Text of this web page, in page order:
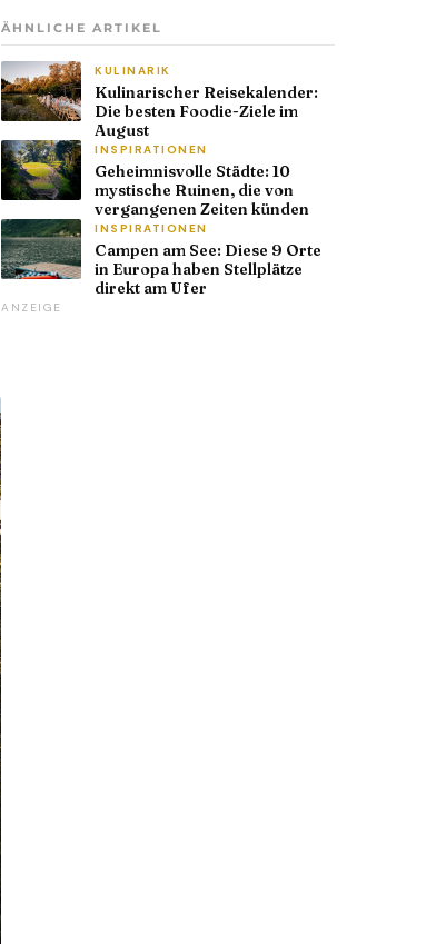
ÄHNLICHE ARTIKEL
KULINARIK
Kulinarischer Reisekalender:
Die besten Foodie-Ziele im
August
INSPIRATIONEN
Geheimnisvolle Städte: 10
mystische Ruinen, die von
vergangenen Zeiten künden
INSPIRATIONEN
Campen am See: Diese 9 Orte
in Europa haben Stellplätze
direkt am Ufer
ANZEIGE